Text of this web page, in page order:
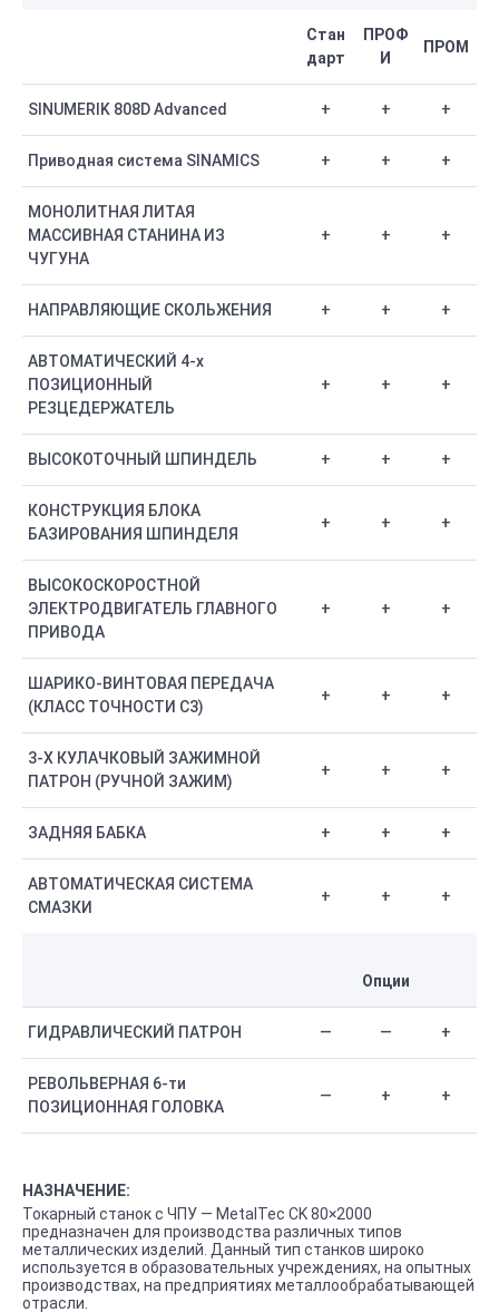
Стан
дарт
ПРОФ
И
ПРОМ
SINUMERIK 808D Advanced + + +
Приводная система SINAMICS + + +
МОНОЛИТНАЯ ЛИТАЯ
МАССИВНАЯ СТАНИНА ИЗ
ЧУГУНА
+ + +
НАПРАВЛЯЮЩИЕ СКОЛЬЖЕНИЯ + + +
АВТОМАТИЧЕСКИЙ 4-х
ПОЗИЦИОННЫЙ
РЕЗЦЕДЕРЖАТЕЛЬ
+ + +
ВЫСОКОТОЧНЫЙ ШПИНДЕЛЬ + + +
КОНСТРУКЦИЯ БЛОКА
БАЗИРОВАНИЯ ШПИНДЕЛЯ
+ + +
ВЫСОКОСКОРОСТНОЙ
ЭЛЕКТРОДВИГАТЕЛЬ ГЛАВНОГО
ПРИВОДА
+ + +
ШАРИКО-ВИНТОВАЯ ПЕРЕДАЧА
(КЛАСС ТОЧНОСТИ С3)
+ + +
3-Х КУЛАЧКОВЫЙ ЗАЖИМНОЙ
ПАТРОН (РУЧНОЙ ЗАЖИМ)
+ + +
ЗАДНЯЯ БАБКА + + +
АВТОМАТИЧЕСКАЯ СИСТЕМА
СМАЗКИ
+ + +
Опции
ГИДРАВЛИЧЕСКИЙ ПАТРОН — — +
РЕВОЛЬВЕРНАЯ 6-ти
ПОЗИЦИОННАЯ ГОЛОВКА
— + +
НАЗНАЧЕНИЕ:
Токарный станок с ЧПУ — MetalTec CK 80×2000
предназначен для производства различных типов
металлических изделий. Данный тип станков широко
используется в образовательных учреждениях, на опытных
производствах, на предприятиях металлообрабатывающей
отрасли.